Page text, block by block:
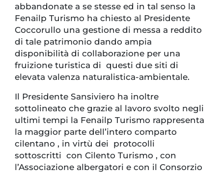
abbandonate a se stesse ed in tal senso la
Fenailp Turismo ha chiesto al Presidente
Coccorullo una gestione di messa a reddito
di tale patrimonio dando ampia
disponibilità di collaborazione per una
fruizione turistica di questi due siti di
elevata valenza naturalistica-ambientale.
Il Presidente Sansiviero ha inoltre
sottolineato che grazie al lavoro svolto negli
ultimi tempi la Fenailp Turismo rappresenta
la maggior parte dell’intero comparto
cilentano , in virtù dei protocolli
sottoscritti con Cilento Turismo , con
l’Associazione albergatori e con il Consorzio